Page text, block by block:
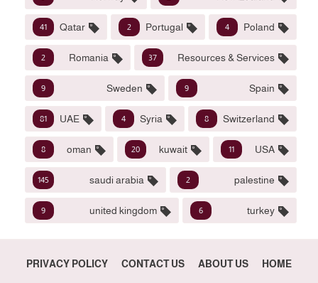
Poland
4
Portugal
2
Qatar
41
Resources & Services
37
Romania
2
Spain
9
Sweden
9
Switzerland
8
Syria
4
UAE
81
USA
11
kuwait
20
oman
8
palestine
2
saudi arabia
145
turkey
6
united kingdom
9
HOME
ABOUT US
CONTACT US
PRIVACY POLICY